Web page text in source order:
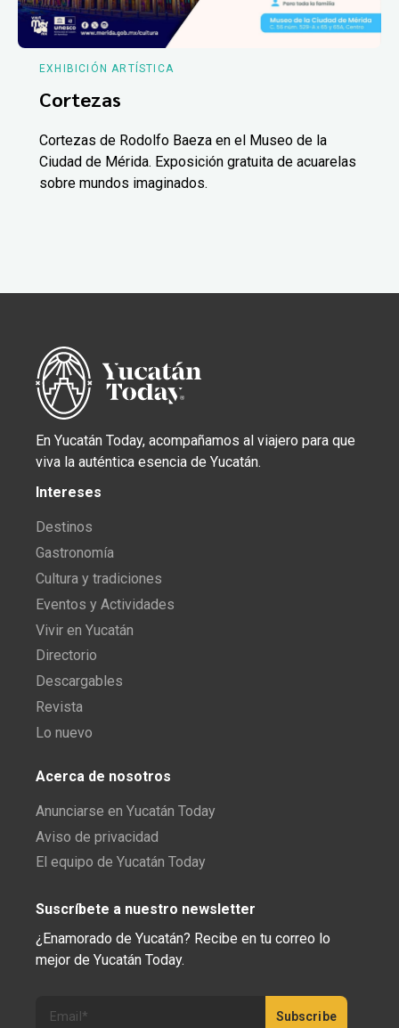
EXHIBICIÓN ARTÍSTICA
Cortezas
Cortezas de Rodolfo Baeza en el Museo de la
Ciudad de Mérida. Exposición gratuita de acuarelas
sobre mundos imaginados.
En Yucatán Today, acompañamos al viajero para que
viva la auténtica esencia de Yucatán.
Intereses
Destinos
Gastronomía
Cultura y tradiciones
Eventos y Actividades
Vivir en Yucatán
Directorio
Descargables
Revista
Lo nuevo
Acerca de nosotros
Anunciarse en Yucatán Today
Aviso de privacidad
El equipo de Yucatán Today
Suscríbete a nuestro newsletter
¿Enamorado de Yucatán? Recibe en tu correo lo
mejor de Yucatán Today.